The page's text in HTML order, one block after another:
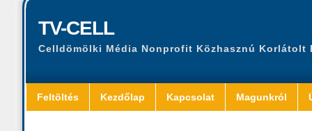
TV-CELL
Celldömölki Média Nonprofit Közhasznú Korlátolt
Feltöltés Kezdőlap Kapcsolat Magunkról